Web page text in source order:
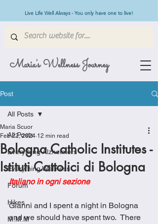
Maria's Wellness Journey
Live Life Well Always - You only have one to live!
Post
All Posts
Everything Alzheimers
Everything Wellness
Forum
Hikes
M.M.M
All Posts
Bologna Catholic Institutes -
Istituti Cattolici di Bologna
Maria Scuor
Feb 22, 2024 12 min read
Italiano in ogni sezione
Gianni and I spent a night in Bologna
and we should have spent two.  There